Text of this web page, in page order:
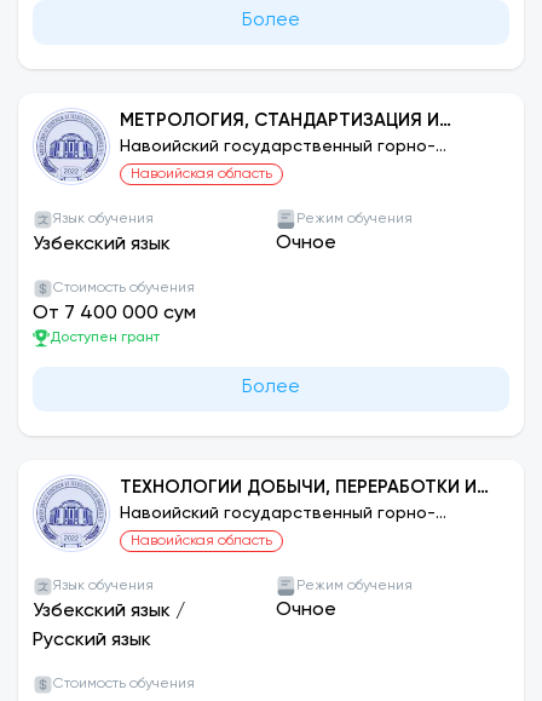
Более
МЕТРОЛОГИЯ, СТАНДАРТИЗАЦИЯ И
УПРАВЛЕНИЕ КАЧЕСТВОМ ПРОДУКЦИИ
(ПО ОТРАСЛЯМ)
Навоийский государственный горно-
технологический университет
Навоийская область
Язык обучения
Узбекский язык
Режим обучения
Очное
Стоимость обучения
От 7 400 000 сум
Доступен грант
Более
ТЕХНОЛОГИИ ДОБЫЧИ, ПЕРЕРАБОТКИ И
ТЕХНОЛОГИИ РУД РЕДКИХ И
РАДИОАКТИВНЫХ МЕТАЛЛОВ
Навоийский государственный горно-
технологический университет
Навоийская область
Язык обучения
Узбекский язык /
Русский язык
Режим обучения
Очное
Стоимость обучения